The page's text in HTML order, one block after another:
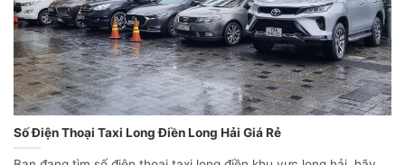
Số Điện Thoại Taxi Long Điền Long Hải Giá Rẻ